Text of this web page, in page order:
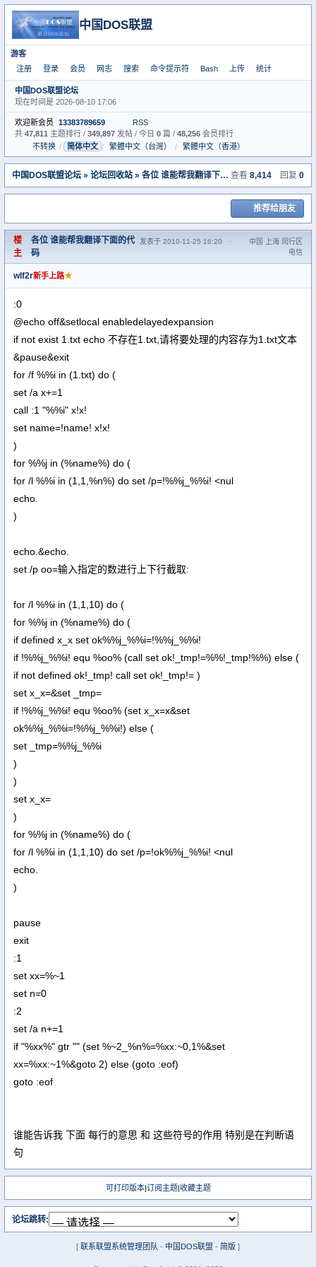
中国DOS联盟
游客
注册
登录 会员 网志 搜索 命令提示符 Bash 上传 统计
中国DOS联盟论坛
现在时间是 2026-08-10 17:06
欢迎新会员 13383789659
RSS
共 47,811 主题排行 / 349,897 发帖 / 今日 0 篇 / 48,256 会员排行
不转换 / 简体中文 / 繁體中文（台灣） / 繁體中文（香港）
中国DOS联盟论坛 » 论坛回收站 » 各位 谁能帮我翻译下面的代码 查看 8,414 回复 0
推荐给朋友
楼
主
各位 谁能帮我翻译下面的代
码
发表于 2010-11-25 16:20 ·
中国 上海 闵行区
电信
wlf2r新手上路★
:0
@echo off&setlocal enabledelayedexpansion
if not exist 1.txt echo 不存在1.txt,请将要处理的内容存为1.txt文本
&pause&exit
for /f %%i in (1.txt) do (
set /a x+=1
call :1 "%%i" x!x!
set name=!name! x!x!
)
for %%j in (%name%) do (
for /l %%i in (1,1,%n%) do set /p=!%%j_%%i! <nul
echo.
)
echo.&echo.
set /p oo=输入指定的数进行上下行截取:
for /l %%i in (1,1,10) do (
for %%j in (%name%) do (
if defined x_x set ok%%j_%%i=!%%j_%%i!
if !%%j_%%i! equ %oo% (call set ok!_tmp!=%%!_tmp!%%) else (
if not defined ok!_tmp! call set ok!_tmp!= )
set x_x=&set _tmp=
if !%%j_%%i! equ %oo% (set x_x=x&set
ok%%j_%%i=!%%j_%%i!) else (
set _tmp=%%j_%%i
)
)
set x_x=
)
for %%j in (%name%) do (
for /l %%i in (1,1,10) do set /p=!ok%%j_%%i! <nul
echo.
)
pause
exit
:1
set xx=%~1
set n=0
:2
set /a n+=1
if "%xx%" gtr "" (set %~2_%n%=%xx:~0,1%&set
xx=%xx:~1%&goto 2) else (goto :eof)
goto :eof
谁能告诉我 下面 每行的意思 和 这些符号的作用 特别是在判断语
句
可打印版本|订阅主题|收藏主题
论坛跳转:
[ 联系联盟系统管理团队 - 中国DOS联盟 - 简版 ]